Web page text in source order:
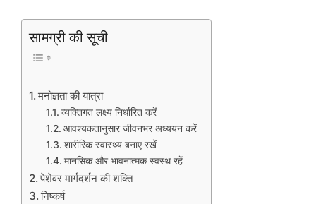
सामग्री की सूची
मनोज्ञता की यात्रा
व्यक्तिगत लक्ष्य निर्धारित करें
आवश्यकतानुसार जीवनभर अध्ययन करें
शारीरिक स्वास्थ्य बनाए रखें
मानसिक और भावनात्मक स्वस्थ रहें
पेशेवर मार्गदर्शन की शक्ति
निष्कर्ष